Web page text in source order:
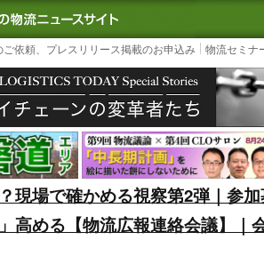
TODAY｜国内最大の物流ニュースサイ
3PL,
ご依頼、プレスリリース掲載のお申込み 物流セミナ
現場で確かめる視察第2弾｜参
高める【物流広報連絡会議】｜